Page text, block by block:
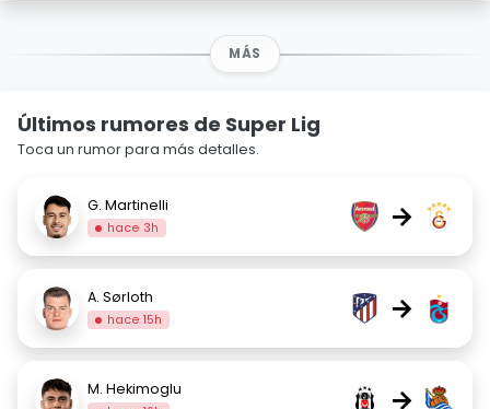
MÁS
Últimos rumores de Super Lig
Toca un rumor para más detalles.
G. Martinelli
hace 3h →
A. Sørloth
hace 15h →
M. Hekimoglu →